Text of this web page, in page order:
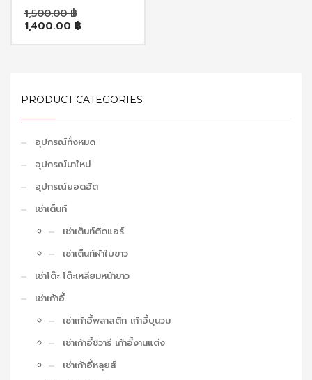
1,500.00฿
1,400.00 ฿Current
PRODUCT CATEGORIES
อุปกรณ์ทั้งหมด
อุปกรณ์มาใหม่
อุปกรณ์ยอดฮิต
เช่าเต็นท์
เช่าเต็นท์ติดแอร์
เช่าเต็นท์ผ้าใบขาว
เช่าโต๊ะ โต๊ะเหลี่ยมหน้าขาว
เช่าเก้าอี้
เช่าเก้าอี้พลาสติก เก้าอี้บุนวม
เช่าเก้าอี้ชิวารี เก้าอี้งานแต่ง
เช่าเก้าอี้หลุยส์